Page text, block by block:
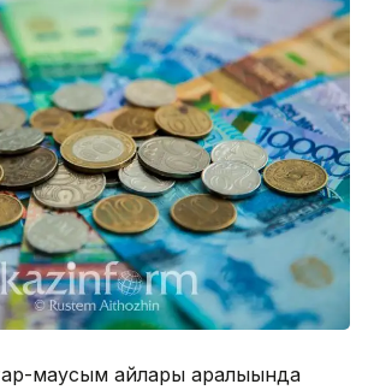
маусым айлары аралығында